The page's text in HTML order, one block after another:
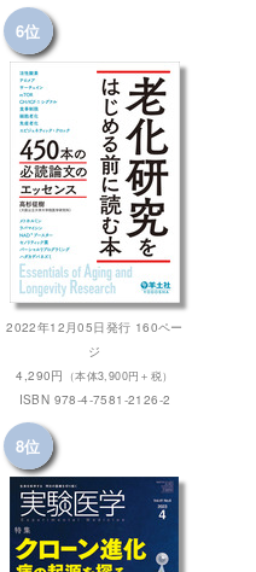
6位
2022年12月05日発行 160ペー
ジ
4,290円
（本体3,900円＋税）
ISBN 978-4-7581-2126-2
8位